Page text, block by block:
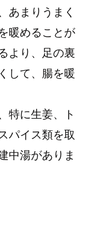
あまりうまく
暖めることが
より、足の裏
して、腸を暖
特に生姜、ト
パイス類を取
中湯がありま